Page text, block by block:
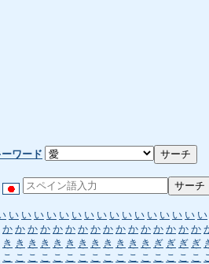
ーワード
い い い い い い い い い い い い い い い い
か か か か か か か か か か か か か か か か
き き き き き き き き き き き き ぎ ぎ ぎ ぎ
こ こ こ こ こ こ こ こ こ こ こ こ こ こ こ こ